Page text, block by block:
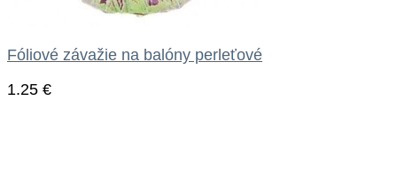
Fóliové závažie na balóny perleťové
1.25 €